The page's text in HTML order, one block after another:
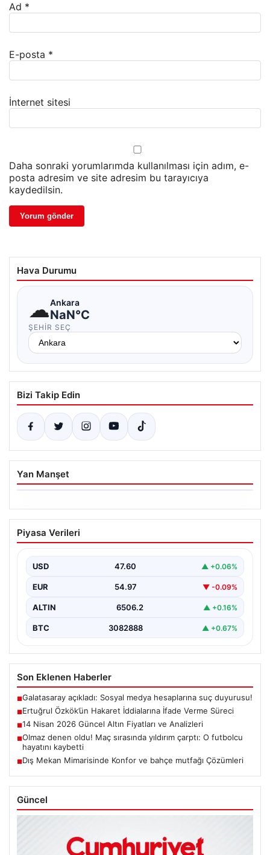
Ad *
E-posta *
İnternet sitesi
Daha sonraki yorumlarımda kullanılması için adım, e-
posta adresim ve site adresim bu tarayıcıya
kaydedilsin.
Hava Durumu
☁Ankara
NaN°C
ŞEHIR SEÇ
Bizi Takip Edin
Yan Manşet
06.08.2026
Ertuğrul Özkök’ün Hakaret İddialarına
İfade Verme Süreci
Cumhurbaşkanına hakaret iddialarıyla yürütülen
soruşturma kapsamında İstanbul Adalet…
Piyasa Verileri
USD 47.60 ▲ +0.06%
EUR 54.97 ▼ -0.09%
ALTIN 6506.2 ▲ +0.16%
BTC 3082888 ▲ +0.67%
Son Eklenen Haberler
■Galatasaray açıkladı: Sosyal medya hesaplarına suç duyurusu!
■Ertuğrul Özkök’ün Hakaret İddialarına İfade Verme Süreci
■14 Nisan 2026 Güncel Altın Fiyatları ve Analizleri
■Olmaz denen oldu! Maç sırasında yıldırım çarptı: O futbolcu
hayatını kaybetti
■Dış Mekan Mimarisinde Konfor ve bahçe mutfağı Çözümleri
Güncel